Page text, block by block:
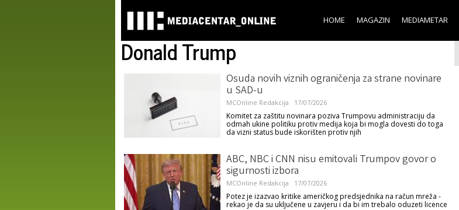
main
content
HOME MAGAZIN MEDIAMETAR
Donald Trump
Osuda novih viznih ograničenja za strane novinare
u SAD-u
MCOnline Redakcija 17/07/2026
Komitet za zaštitu novinara poziva Trumpovu administraciju da
odmah ukine politiku protiv medija koja bi mogla dovesti do toga
da vizni status bude iskorišten protiv njih
ABC, NBC i CNN nisu emitovali Trumpov govor o
sigurnosti izbora
MCOnline Redakcija 17/07/2026
Potez je izazvao kritike američkog predsjednika na račun mreža -
rekao je da su uključene u zavjeru i da bi im trebalo oduzeti licence